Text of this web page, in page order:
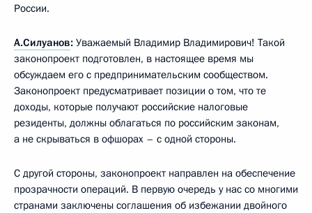
России.
А.Силуанов: Уважаемый Владимир Владимирович! Такой
законопроект подготовлен, в настоящее время мы
обсуждаем его с предпринимательским сообществом.
Законопроект предусматривает позиции о том, что те
доходы, которые получают российские налоговые
резиденты, должны облагаться по российским законам,
а не скрываться в офшорах – с одной стороны.
С другой стороны, законопроект направлен на обеспечение
прозрачности операций. В первую очередь у нас со многими
странами заключены соглашения об избежании двойного